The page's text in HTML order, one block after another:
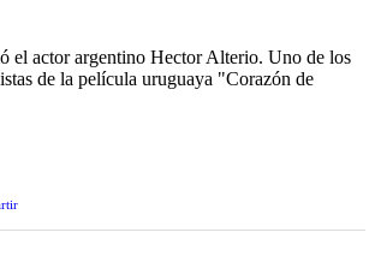
el actor argentino Hector Alterio. Uno de los
de la película uruguaya "Corazón de